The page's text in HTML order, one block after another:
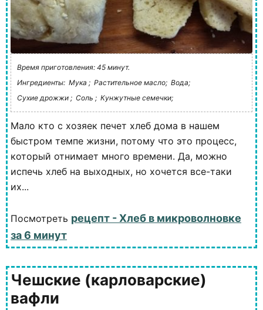
Время приготовления: 45 минут.
Ингредиенты: Мука ; Растительное масло; Вода;
Сухие дрожжи ; Соль ; Кунжутные семечки;
Мало кто с хозяек печет хлеб дома в нашем
быстром темпе жизни, потому что это процесс,
который отнимает много времени. Да, можно
испечь хлеб на выходных, но хочется все-таки
их...
Посмотреть рецепт - Хлеб в микроволновке
за 6 минут
Чешские (карловарские)
вафли